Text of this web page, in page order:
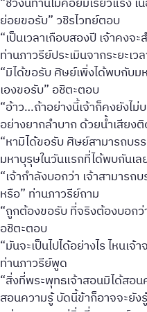
ย่อยขอรับ” วชิรไวทย์ตอบ
“เป็นเวลาเกือบสองปี เจ้าคงจ
ท่านภาวรีย์ประเมินจากระยะเว
“มิได้ขอรับ ศิษย์เพิ่งได้พบกับ
เองขอรับ” อชิตะตอบ
“อ้าว…ถ้าอย่างนี้เจ้าก็คงยังไ
อย่างยากลำบาก ด้วยน้ำเสียง
“หามิได้ขอรับ ศิษย์สามารถบ
มหาบุรุษในวันแรกที่ได้พบกันเ
“เจ้ากำลังบอกว่า เจ้าสามารถ
หรือ” ท่านภาวรีย์ถาม
“ถูกต้องขอรับ ที่จริงต้องบอก
อชิตะตอบ
“มันจะเป็นไปได้อย่างไร ไหนเ
ท่านภาวรีย์พูด
“สิ่งที่พระพุทธเจ้าสอนมิได้สอ
สอนความรู้ บัดนี้ข้าก็อาจจะยัง